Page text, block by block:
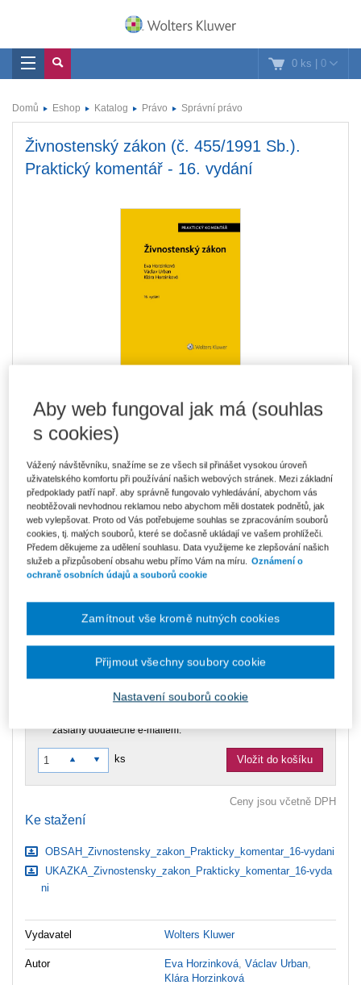
0 ks | 0
Domů Eshop Katalog Právo Správní právo
Živnostenský zákon (č. 455/1991 Sb.).
Praktický komentář - 16. vydání
484 Kč
Ušetříte 85 Kč
DMOC 569 Kč
Tištěná kniha
Skladem- expedice do 2 pracovních dnů
412 Kč
E-kniha Smarteca + soubory ke stažení
V prodeji - ihned k dispozici
Co je Smarteca?
Kde najdu soubory e-knih?
DMOC 1 053 Kč
Smarteca + soubory ke stažení
- expedice do 2 pracovních dnů
Co je Smarteca?
zaslány dodatečně e-mailem.
ks Vložit do košíku
Ceny jsou včetně DPH
Ke stažení
OBSAH_Zivnostensky_zakon_Prakticky_komentar_16-vydani
UKAZKA_Zivnostensky_zakon_Prakticky_komentar_16-vyda
ni
Vydavatel Wolters Kluwer
Autor Eva Horzinková ,Václav Urban
Klára Horzinková
Aby web fungoval jak má (souhlas
s cookies)
Vážený návštěvníku, snažíme se ze všech sil přinášet vysokou úroveň
uživatelského komfortu při používání našich webových stránek. Mezi základní
předpoklady patří např. aby správně fungovalo vyhledávání, abychom vás
neobtěžovali nevhodnou reklamou nebo abychom měli dostatek podnětů, jak
web vylepšovat. Proto od Vás potřebujeme souhlas se zpracováním souborů
cookies, tj. malých souborů, které se dočasně ukládají ve vašem prohlížeči.
Předem děkujeme za udělení souhlasu. Data využijeme ke zlepšování našich
služeb a přizpůsobení obsahu webu přímo Vám na míru.
Oznámení o
ochraně osobních údajů a souborů cookie
Nastavení souborů cookie
Zamítnout vše kromě nutných cookies
Přijmout všechny soubory cookie